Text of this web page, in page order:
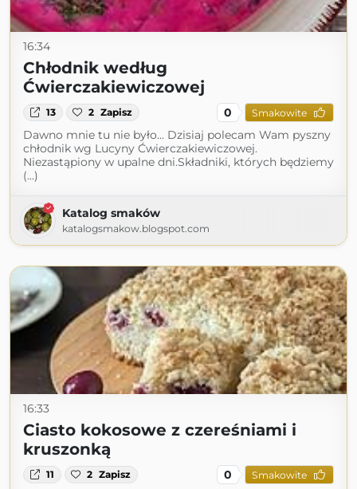
16:34
Chłodnik według
Ćwierczakiewiczowej
13 2 Zapisz 0 Smakowite
Dawno mnie tu nie było... Dzisiaj polecam Wam pyszny
chłodnik wg Lucyny Ćwierczakiewiczowej.
Niezastąpiony w upalne dni.Składniki, których będziemy
(...)
Katalog smaków
katalogsmakow.blogspot.com
16:33
Ciasto kokosowe z czereśniami i
kruszonką
11 2 Zapisz 0 Smakowite